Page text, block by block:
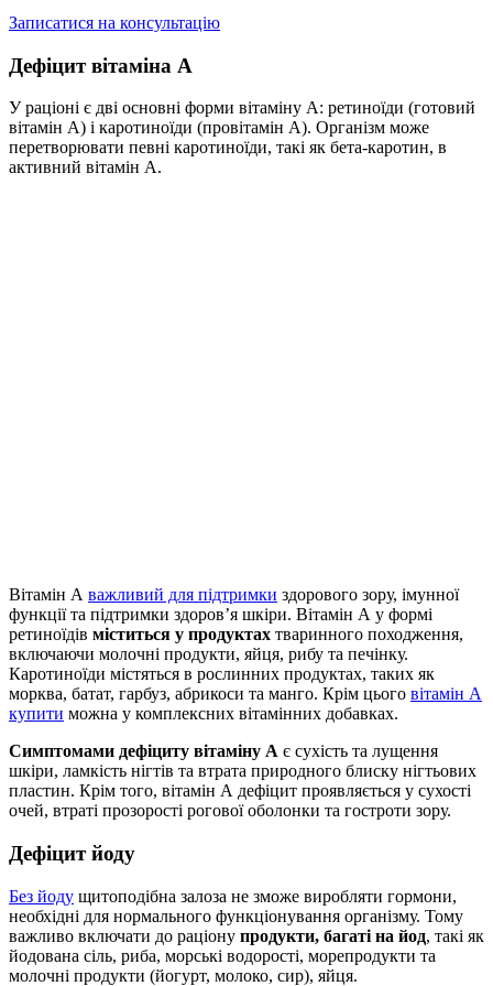
Записатися на консультацію
Дефіцит вітаміна А
У раціоні є дві основні форми вітаміну А: ретиноїди (готовий
вітамін А) і каротиноїди (провітамін А). Організм може
перетворювати певні каротиноїди, такі як бета-каротин, в
активний вітамін А.
Вітамін А важливий для підтримки здорового зору, імунної
функції та підтримки здоров’я шкіри. Вітамін А у формі
ретиноїдів міститься у продуктах тваринного походження,
включаючи молочні продукти, яйця, рибу та печінку.
Каротиноїди містяться в рослинних продуктах, таких як
морква, батат, гарбуз, абрикоси та манго. Крім цього вітамін А
купити можна у комплексних вітамінних добавках.
Симптомами дефіциту вітаміну А є сухість та лущення
шкіри, ламкість нігтів та втрата природного блиску нігтьових
пластин. Крім того, вітамін А дефіцит проявляється у сухості
очей, втраті прозорості рогової оболонки та гостроти зору.
Дефіцит йоду
Без йоду щитоподібна залоза не зможе виробляти гормони,
необхідні для нормального функціонування організму. Тому
важливо включати до раціону продукти, багаті на йод, такі як
йодована сіль, риба, морські водорості, морепродукти та
молочні продукти (йогурт, молоко, сир), яйця.